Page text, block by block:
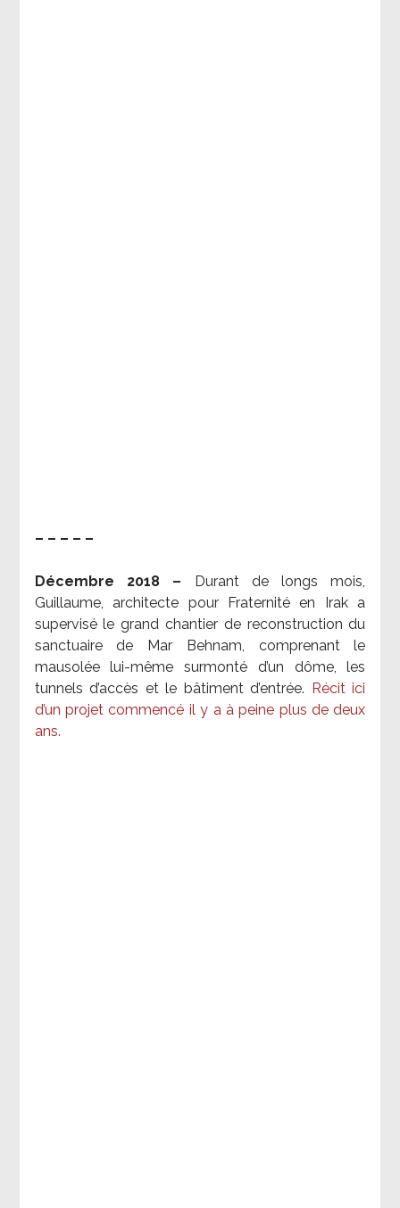
– – – – –
Décembre 2018 –
Durant de longs mois,
Guillaume, architecte pour Fraternité en Irak a
supervisé le grand chantier de reconstruction du
sanctuaire de Mar Behnam, comprenant le
mausolée lui-même surmonté d’un dôme, les
tunnels d’accès et le bâtiment d’entrée.
Récit ici
d’un projet commencé il y a à peine plus de deux
ans.